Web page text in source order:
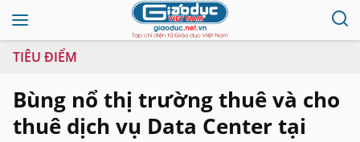
TIÊU ĐIỂM
Bùng nổ thị trường thuê và cho
thuê dịch vụ Data Center tại